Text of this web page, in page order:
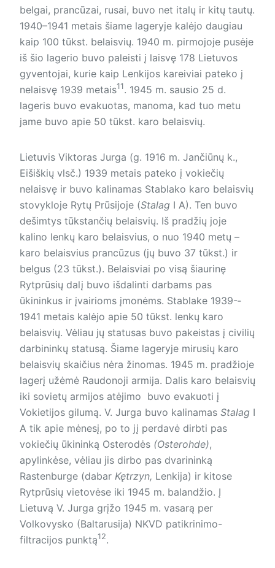
belgai, prancūzai, rusai, buvo net italų ir kitų tautų.
1940–1941 metais šiame lageryje kalėjo daugiau
kaip 100 tūkst. belaisvių. 1940 m. pirmojoje pusėje
iš šio lagerio buvo paleisti į laisvę 178 Lietuvos
gyventojai, kurie kaip Lenkijos kareiviai pateko į
nelaisvę 1939 metais11. 1945 m. sausio 25 d.
lageris buvo evakuotas, manoma, kad tuo metu
jame buvo apie 50 tūkst. karo belaisvių.
Lietuvis Viktoras Jurga (g. 1916 m. Jančiūnų k.,
Eišiškių vlsč.) 1939 metais pateko į vokiečių
nelaisvę ir buvo kalinamas Stablako karo belaisvių
stovykloje Rytų Prūsijoje (Stalag I A). Ten buvo
dešimtys tūkstančių belaisvių. Iš pradžių joje
kalino lenkų karo belaisvius, o nuo 1940 metų –
karo belaisvius prancūzus (jų buvo 37 tūkst.) ir
belgus (23 tūkst.). Belaisviai po visą šiaurinę
Rytprūsių dalį buvo išdalinti darbams pas
ūkininkus ir įvairioms įmonėms. Stablake 1939-­
1941 metais kalėjo apie 50 tūkst. lenkų karo
belaisvių. Vėliau jų statusas buvo pakeistas į civilių
darbininkų statusą. Šiame lageryje mirusių karo
belaisvių skaičius nėra žinomas. 1945 m. pradžioje
lagerį užėmė Raudonoji armija. Dalis karo belaisvių
iki sovietų armijos atėjimo buvo evakuoti į
Vokietijos gilumą. V. Jurga buvo kalinamas Stalag I
A tik apie mėnesį, po to jį perdavė dirbti pas
vokiečių ūkininką Osterodės (Osterohde),
apylinkėse, vėliau jis dirbo pas dvarininką
Rastenburge (dabar Kętrzyn, Lenkija) ir kitose
Rytprūsių vietovėse iki 1945 m. balandžio. Į
Lietuvą V. Jurga grįžo 1945 m. vasarą per
Volkovysko (Baltarusija) NKVD patikrinimo-
filtracijos punktą12.